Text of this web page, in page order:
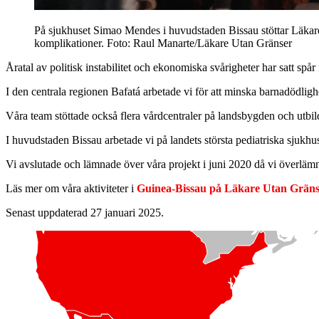
På sjukhuset Simao Mendes i huvudstaden Bissau stöttar
komplikationer. Foto: Raul Manarte/Läkare Utan Gränser
Åratal av politisk instabilitet och ekonomiska svårigheter har satt
I den centrala regionen Bafatá arbetade vi för att minska
Våra team stöttade också flera vårdcentraler på landsbygden och
I huvudstaden Bissau arbetade vi på landets största pediatriska
Vi avslutade och lämnade över våra projekt i juni 2020 då vi
Läs mer om våra aktiviteter i Guinea-Bissau på Läkare Utan
Senast uppdaterad 27 januari 2025.